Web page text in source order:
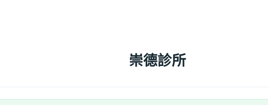
崇德診所